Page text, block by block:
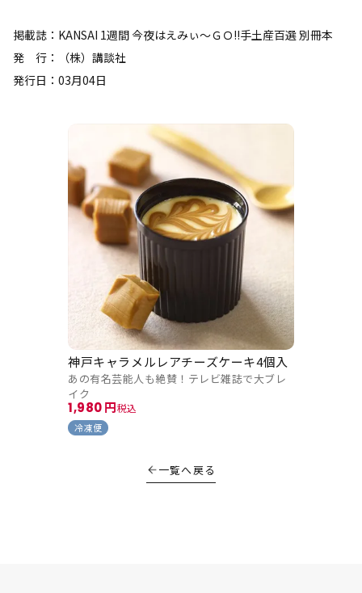
掲載誌：KANSAI 1週間 今夜はえみぃ～ＧＯ!!手土産百選 別冊本
発 行：（株）講談社
発行日：03月04日
あの有名芸能人も絶賛！テレビ雑誌で大ブレ
イク
神戸キャラメルレアチーズケーキ4個入
冷凍便
1,980 税込
一覧へ戻る